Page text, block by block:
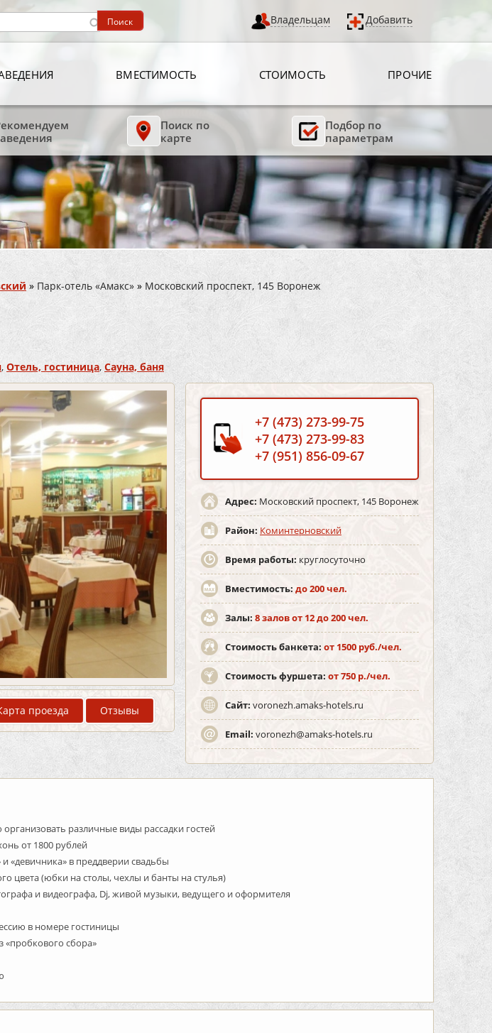
Владельцам Добавить
ВМЕСТИМОСТЬ СТОИМОСТЬ ПРОЧИЕ
Поиск по
карте
Подбор по
параметрам
» Парк-отель «Амакс» » Московский проспект, 145 Воронеж
, Отель, гостиница, Сауна, баня
проезда Отзывы
+7 (473) 273-99-75
+7 (473) 273-99-83
+7 (951) 856-09-67
Адрес: Московский проспект, 145 Воронеж
Район: Коминтерновский
Время работы: круглосуточно
Вместимость: до 200 чел.
Залы: 8 залов от 12 до 200 чел.
Стоимость банкета: от 1500 руб./чел.
Стоимость фуршета: от 750 р./чел.
Сайт: voronezh.amaks-hotels.ru
Email: voronezh@amaks-hotels.ru
различные виды рассадки гостей
от 1800 рублей
«девичника» в преддверии свадьбы
цвета (юбки на столы, чехлы и банты на стулья)
и видеографа, Dj, живой музыки, ведущего и оформителя
в номере гостиницы
«пробкового сбора»